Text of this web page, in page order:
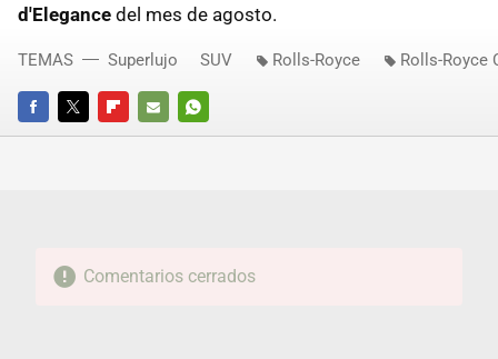
d'Elegance del mes de agosto.
FACEBOOKTWITTERFLIPBOARD
E-
WHATSAPP
TEMAS Superlujo SUV Rolls-Royce Rolls-Royce
Comentarios cerrados